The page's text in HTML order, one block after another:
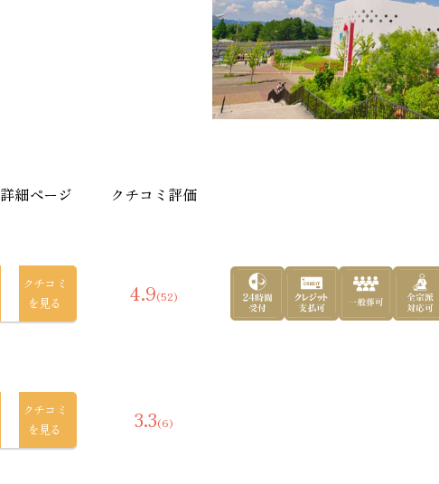
吹
詳細ページ クチコミ評価
クチコミ
を見る
4.9(52)
クチコミ
を見る
3.3(6)